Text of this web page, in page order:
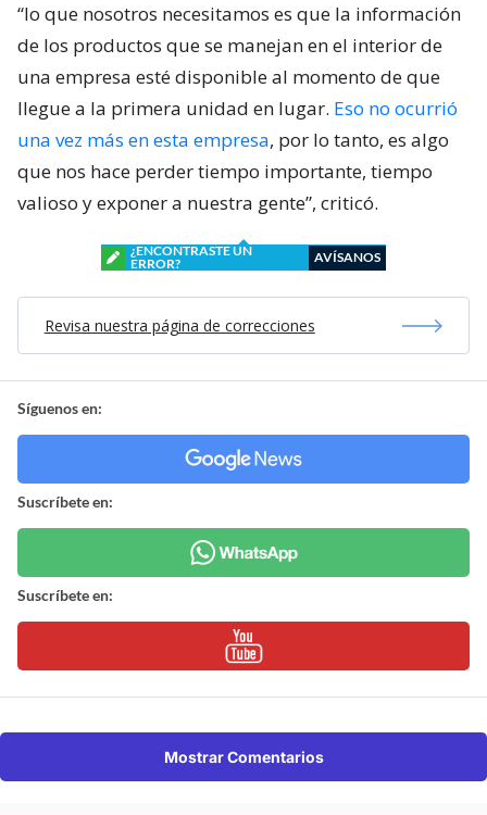
“lo que nosotros necesitamos es que la información
de los productos que se manejan en el interior de
una empresa esté disponible al momento de que
llegue a la primera unidad en lugar. Eso no ocurrió
una vez más en esta empresa, por lo tanto, es algo
que nos hace perder tiempo importante, tiempo
valioso y exponer a nuestra gente”, criticó.
¿ENCONTRASTE UN
ERROR?
AVÍSANOS
Revisa nuestra página de correcciones
Síguenos en:
Suscríbete en:
Suscríbete en:
Mostrar Comentarios